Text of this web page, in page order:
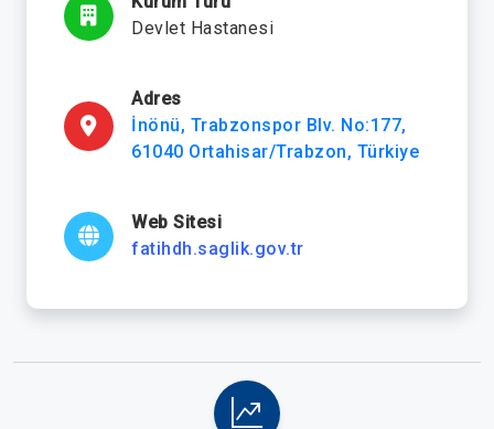
Devlet Hastanesi
Adres
İnönü, Trabzonspor Blv. No:177,
61040 Ortahisar/Trabzon, Türkiye
Web Sitesi
fatihdh.saglik.gov.tr